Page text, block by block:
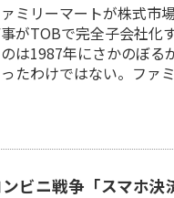
ミリーマートが株式市
がTOBで完全子会社化
は1987年にさかのぼる
たわけではない。ファ
ビニ戦争「スマホ決